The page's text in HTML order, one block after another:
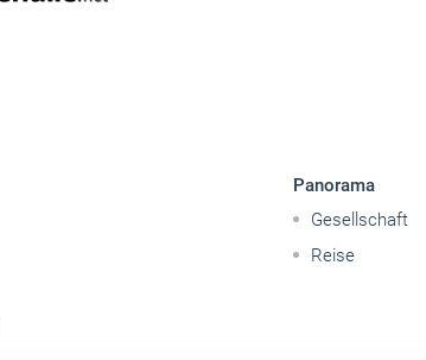
Panorama
Gesellschaft
Reise